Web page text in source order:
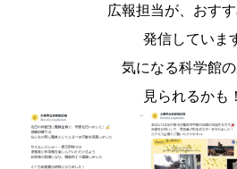
広報担当が、おす
発信していま
気になる科学館
見られるかも